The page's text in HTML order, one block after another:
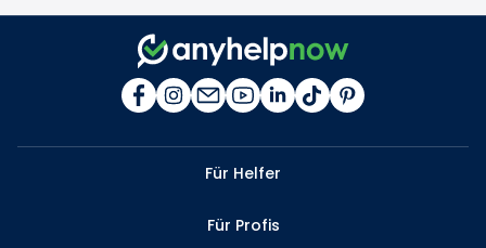
Für Helfer
Für Profis